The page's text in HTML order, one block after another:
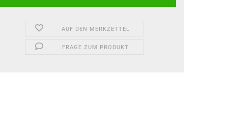
AUF DEN MERKZETTEL
FRAGE ZUM PRODUKT